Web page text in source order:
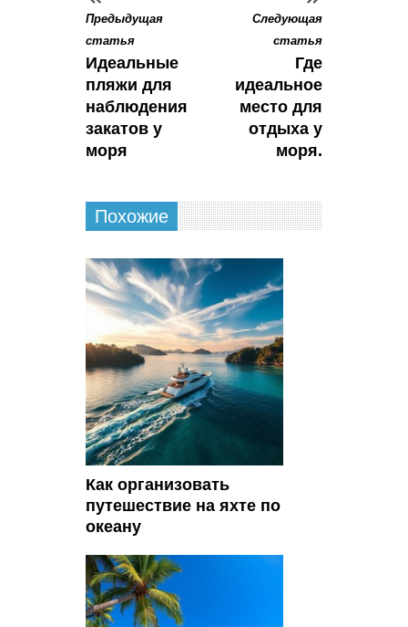
Предыдущая
статья
Идеальные
пляжи для
наблюдения
закатов у
моря
Следующая
статья
Где
идеальное
место для
отдыха у
моря.
Похожие
Как организовать
путешествие на яхте по
океану